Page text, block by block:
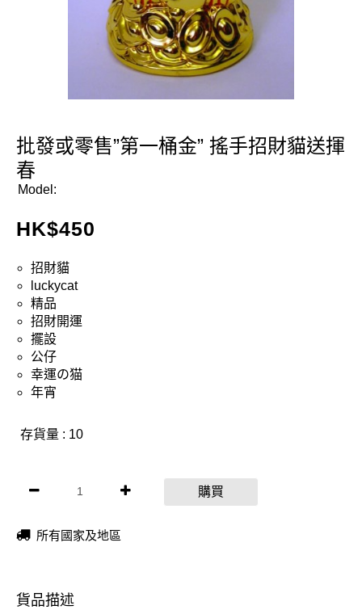
批發或零售”第一桶金” 搖手招財貓送揮
春
Model:
HK$450
招財貓
luckycat
精品
招財開運
擺設
公仔
幸運の猫
年宵
存貨量 : 10
購買
所有國家及地區
貨品描述